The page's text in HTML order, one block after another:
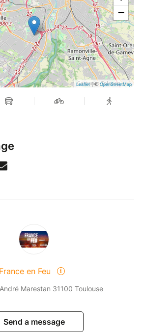
−
Leaflet| ©OpenStreetMap
France en Feu
Marestan 31100 Toulouse
Send a message